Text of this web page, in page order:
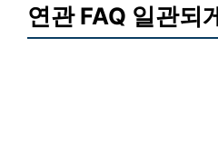
연관 FAQ 일관되